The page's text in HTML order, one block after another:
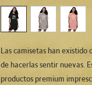
Las camisetas han existido
de hacerlas sentir nuevas.
productos premium